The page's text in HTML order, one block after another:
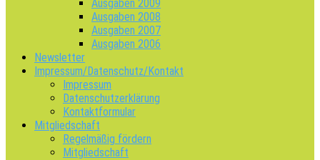
Ausgaben 2009
Ausgaben 2008
Ausgaben 2007
Ausgaben 2006
Newsletter
Impressum/Datenschutz/Kontakt
Impressum
Datenschutzerklärung
Kontaktformular
Mitgliedschaft
Regelmäßig fördern
Mitgliedschaft